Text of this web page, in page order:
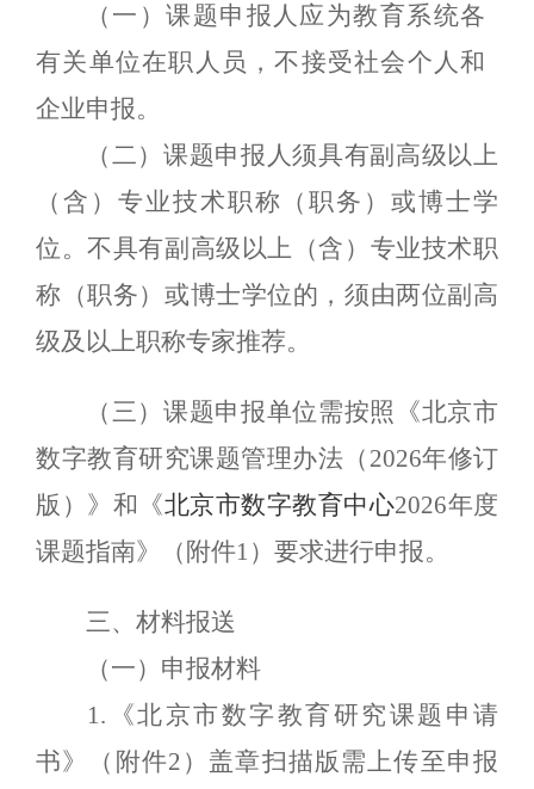
（一）课题申报人应为教育系统各
有关单位在职人员，不接受社会个人和
企业申报。
（二）课题申报人须具有副高级以上
（含）专业技术职称（职务）或博士学
位。不具有副高级以上（含）专业技术职
称（职务）或博士学位的，须由两位副高
级及以上职称专家推荐。
（三）课题申报单位需按照《北京市
数字教育研究课题管理办法（2026年修订
版）》和《北京市数字教育中心2026年度
课题指南》（附件1）要求进行申报。
三、材料报送
（一）申报材料
1.《北京市数字教育研究课题申请
书》（附件2） 盖章扫描版需上传至申报